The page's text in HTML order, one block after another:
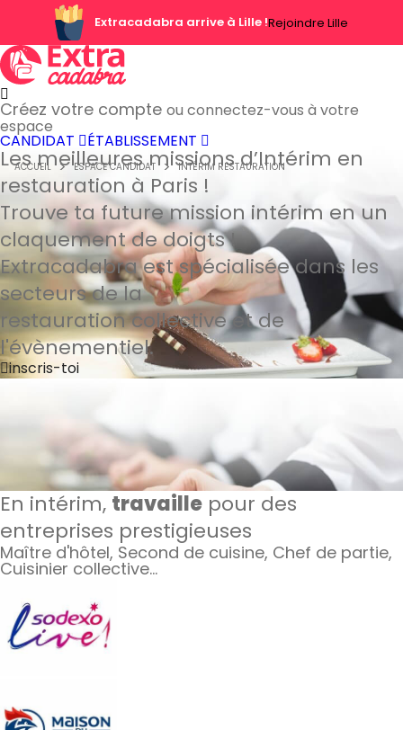
Extracadabra arrive à Lille !Rejoindre Lille
Créez votre compte ou connectez-vous à votre
espace
CANDIDAT ÉTABLISSEMENT
ACCUEIL ESPACE CANDIDAT INTÉRIM RESTAURATION
Les meilleures missions d’Intérim en
restauration à Paris !
Trouve ta future mission intérim en un
claquement de doigts !
Extracadabra est spécialisée dans les
secteurs de la
restauration collective et de
l'évènementiel.
inscris-toi
En intérim, travaille pour des
entreprises prestigieuses
Maître d'hôtel, Second de cuisine, Chef de partie,
Cuisinier collective…